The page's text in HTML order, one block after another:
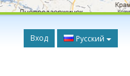
Вход Русский